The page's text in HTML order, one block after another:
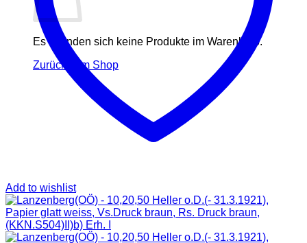
Es befinden sich keine Produkte im Warenkorb.
Zurück zum Shop
Add to wishlist